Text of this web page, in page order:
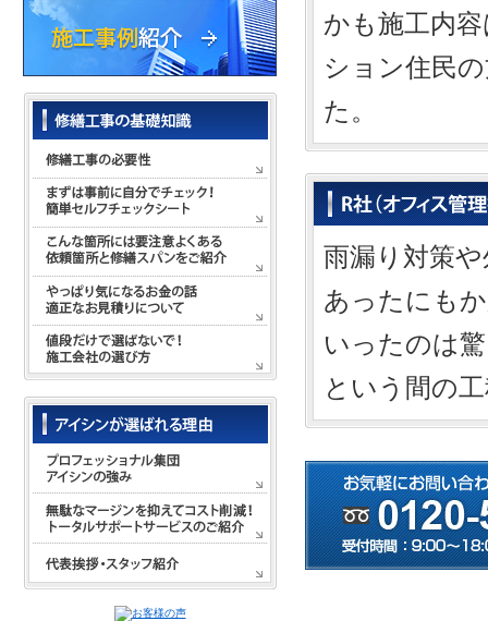
かも施工内
ション住民
た。
雨漏り対策
あったにも
いったのは
という間の